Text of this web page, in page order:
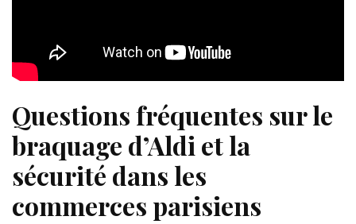
Questions fréquentes sur le
braquage d’Aldi et la
sécurité dans les
commerces parisiens